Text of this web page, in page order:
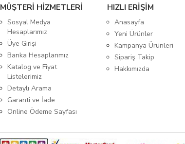
MÜŞTERİ HİZMETLERİ
Sosyal Medya
Hesaplarımız
Üye Girişi
Banka Hesaplarımız
Katalog ve Fiyat
Listelerimiz
Detaylı Arama
Garanti ve İade
Online Ödeme Sayfası
HIZLI ERİŞİM
Anasayfa
Yeni Ürünler
Kampanya Ürünleri
Sipariş Takip
Hakkımızda